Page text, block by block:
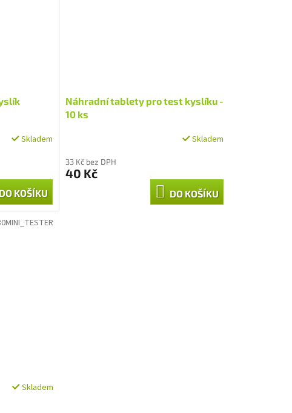
Skladem
DO KOŠÍKU
Náhradní tablety pro test kyslíku -
10 ks
Skladem
33 Kč bez DPH
40 Kč
DO KOŠÍKU
Skladem